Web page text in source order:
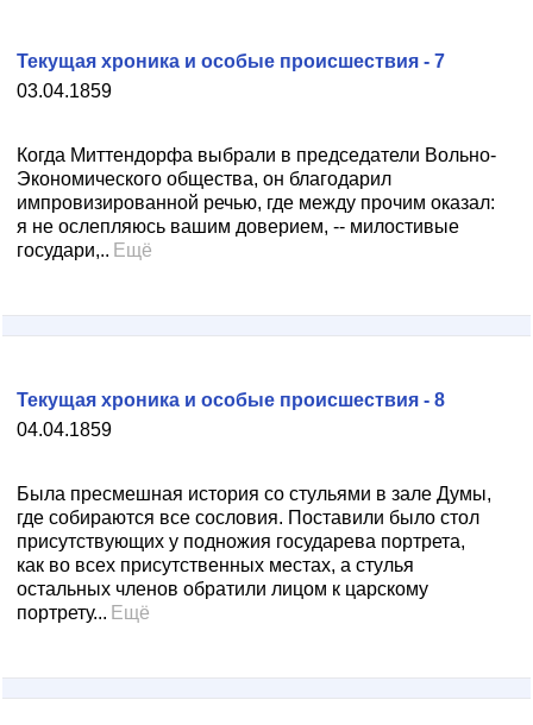
03.04.1859
Текущая хроника и особые происшествия - 7
Когда Миттендорфа выбрали в председатели Вольно-
Экономического общества, он благодарил
импровизированной речью, где между прочим оказал:
я не ослепляюсь вашим доверием, -- милостивые
государи,.. Ещё
04.04.1859
Текущая хроника и особые происшествия - 8
Была пресмешная история со стульями в зале Думы,
где собираются все сословия. Поставили было стол
присутствующих у подножия государева портрета,
как во всех присутственных местах, а стулья
остальных членов обратили лицом к царскому
портрету... Ещё